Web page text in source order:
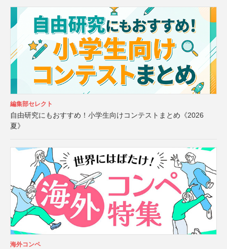
編集部セレクト
自由研究にもおすすめ！小学生向けコンテストまとめ《2026
夏》
海外コンペ